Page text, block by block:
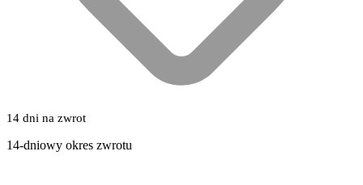
14 dni na zwrot
14-dniowy okres zwrotu